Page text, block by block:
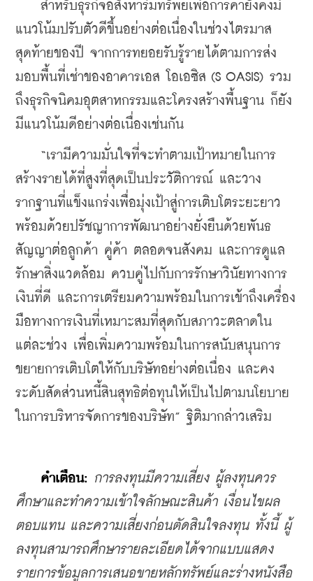
สำหรับธุรกิจอสังหาริมทรัพย์เพื่อการค้ายังคงมี
แนวโน้มปรับตัวดีขึ้นอย่างต่อเนื่องในช่วงไตรมาส
สุดท้ายของปี จากการทยอยรับรู้รายได้ตามการส่ง
มอบพื้นที่เช่าของอาคารเอส โอเอซิส (S OASIS) รวม
ถึงธุรกิจนิคมอุตสาหกรรมและโครงสร้างพื้นฐาน ก็ยัง
มีแนวโน้มดีอย่างต่อเนื่องเช่นกัน
“เรามีความมั่นใจที่จะทำตามเป้าหมายในการ
สร้างรายได้ที่สูงที่สุดเป็นประวัติการณ์ และวาง
รากฐานที่แข็งแกร่งเพื่อมุ่งเป้าสู่การเติบโตระยะยาว
พร้อมด้วยปรัชญาการพัฒนาอย่างยั่งยืนด้วยพันธ
สัญญาต่อลูกค้า คู่ค้า ตลอดจนสังคม และการดูแล
รักษาสิ่งแวดล้อม ควบคู่ไปกับการรักษาวินัยทางการ
เงินที่ดี และการเตรียมความพร้อมในการเข้าถึงเครื่อง
มือทางการเงินที่เหมาะสมที่สุดกับสภาวะตลาดใน
แต่ละช่วง เพื่อเพิ่มความพร้อมในการสนับสนุนการ
ขยายการเติบโตให้กับบริษัทอย่างต่อเนื่อง และคง
ระดับสัดส่วนหนี้สินสุทธิต่อทุนให้เป็นไปตามนโยบาย
ในการบริหารจัดการของบริษัท” ฐิติมากล่าวเสริม
คำเตือน:
การลงทุนมีความเสี่ยง ผู้ลงทุนควร
ศึกษาและทำความเข้าใจลักษณะสินค้า เงื่อนไขผล
ตอบแทน และความเสี่ยงก่อนตัดสินใจลงทุน ทั้งนี้ ผู้
ลงทุนสามารถศึกษารายละเอียดได้จากแบบแสดง
รายการข้อมูลการเสนอขายหลักทรัพย์และร่างหนังสือ